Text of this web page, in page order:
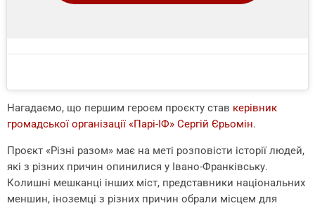
Нагадаємо, що першим героєм проєкту став керівник
громадської організації «Парі-ІФ» Сергій Єрьомін.
Проєкт «Різні разом» має на меті розповісти історії людей,
які з різних причин опинилися у Івано-Франківську.
Колишні мешканці інших міст, представники національних
меншин, іноземці з різних причин обрали місцем для